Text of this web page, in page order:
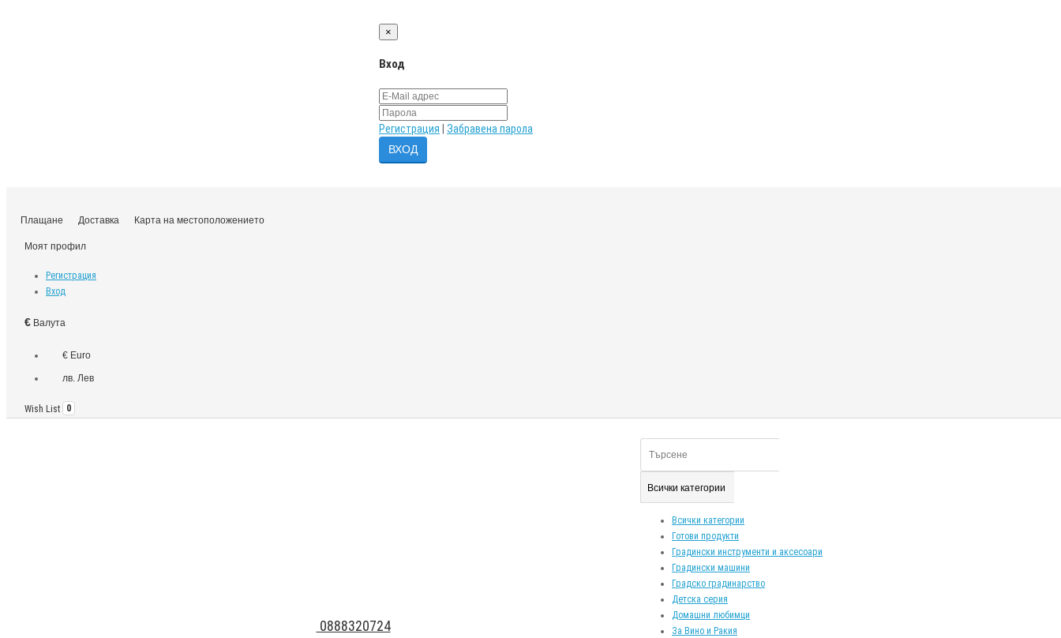
×
Вход
Регистрация Забравена парола
Плащане Доставка Карта на местоположението
Моят профил
Регистрация
Вход
€ Валута
€ Euro
лв. Лев
Wish List 0
0888320724
Всички категории
Всички категории
Готови продукти
Градински инструменти и аксесоари
Градински машини
Градско градинарство
Детска серия
Домашни любимци
За Вино и Ракия